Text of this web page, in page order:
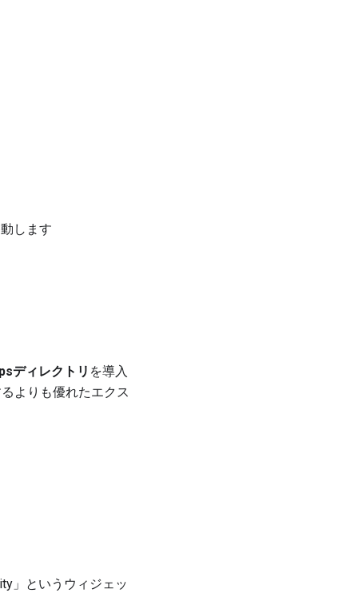
します
ディレクトリ を導入
よりも優れたエクス
」というウィジェッ